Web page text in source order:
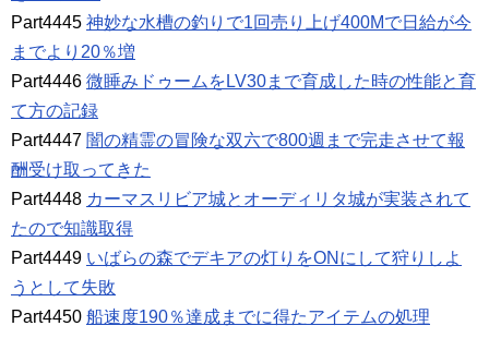
Part4445 神妙な水槽の釣りで1回売り上げ400Mで日給が今
までより20％増
Part4446 微睡みドゥームをLV30まで育成した時の性能と育
て方の記録
Part4447 闇の精霊の冒険な双六で800週まで完走させて報
酬受け取ってきた
Part4448 カーマスリビア城とオーディリタ城が実装されて
たので知識取得
Part4449 いばらの森でデキアの灯りをONにして狩りしよ
うとして失敗
Part4450 船速度190％達成までに得たアイテムの処理